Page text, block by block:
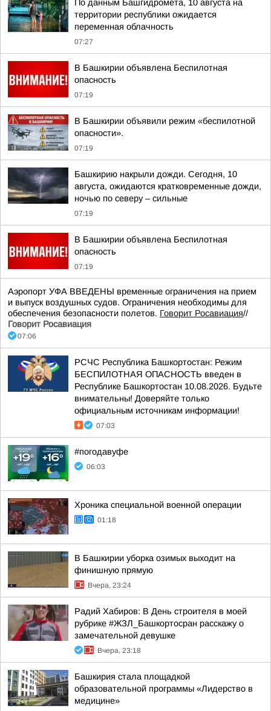
По данным Башгидромета, 10 августа на
территории республики ожидается
переменная облачность
07:27
В Башкирии объявлена Беспилотная
опасность
07:19
В Башкирии объявили режим «беспилотной
опасности».
07:19
Башкирию накрыли дожди. Сегодня, 10
августа, ожидаются кратковременные дожди,
ночью по северу – сильные
07:19
В Башкирии объявлена Беспилотная
опасность
07:19
Аэропорт УФА ВВЕДЕНЫ временные ограничения на прием
и выпуск воздушных судов. Ограничения необходимы для
обеспечения безопасности полетов. Говорит Росавиация//
Говорит Росавиация
07:06
РСЧС Республика Башкортостан: Режим
БЕСПИЛОТНАЯ ОПАСНОСТЬ введен в
Республике Башкортостан 10.08.2026. Будьте
внимательны! Доверяйте только
официальным источникам информации!
07:03
#погодавуфе
06:03
Хроника специальной военной операции
01:18
В Башкирии уборка озимых выходит на
финишную прямую
Вчера, 23:24
Радий Хабиров: В День строителя в моей
рубрике #ЖЗЛ_Башкортосран расскажу о
замечательной девушке
Вчера, 23:18
Башкирия стала площадкой
образовательной программы «Лидерство в
медицине»